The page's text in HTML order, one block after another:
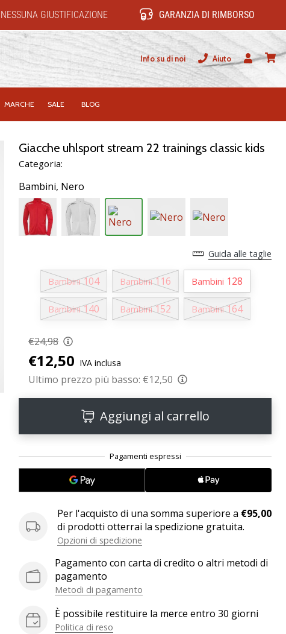
NESSUNA GIUSTIFICAZIONE GARANZIA DI RIMBORSO
Info su di noi
Aiuto
Utente
MARCHE SALE BLOG
Giacche uhlsport stream 22 trainings classic kids
Categoria:
Bambini, Nero
Guida alle taglie
Bambini 104 Bambini 116 Bambini 128
Bambini 140 Bambini 152 Bambini 164
€24,98
€12,50 IVA inclusa
Ultimo prezzo più basso: €12,50
Aggiungi al carrello
Per l'acquisto di una somma superiore a €95,00
di prodotti otterrai la spedizione gratuita.
Opzioni di spedizione
Pagamento con carta di credito o altri metodi di
pagamento
Metodi di pagamento
È possibile restituire la merce entro 30 giorni
Politica di reso